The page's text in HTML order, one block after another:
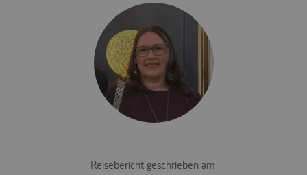
Reisebericht geschrieben am